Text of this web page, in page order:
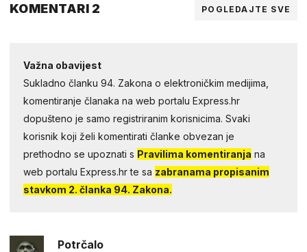
KOMENTARI 2 POGLEDAJTE SVE
Važna obavijest
Sukladno članku 94. Zakona o elektroničkim medijima,
komentiranje članaka na web portalu Express.hr
dopušteno je samo registriranim korisnicima. Svaki
korisnik koji želi komentirati članke obvezan je
prethodno se upoznati s Pravilima komentiranja na
web portalu Express.hr te sa zabranama propisanim
stavkom 2. članka 94. Zakona.
Potrčalo